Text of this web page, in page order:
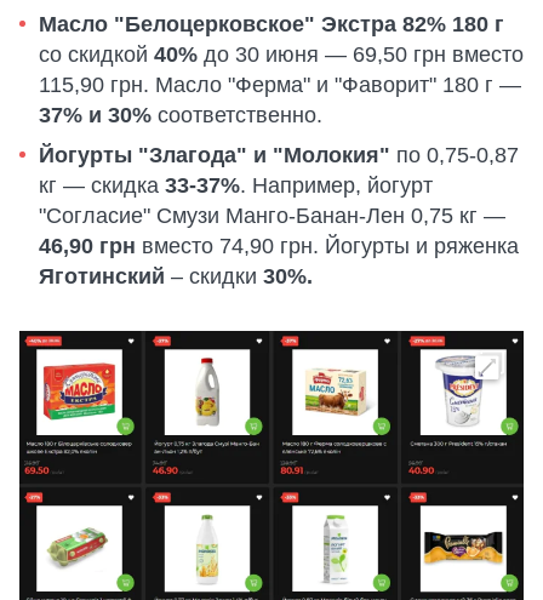
Масло "Белоцерковское" Экстра 82% 180 г
со скидкой 40% до 30 июня — 69,50 грн вместо
115,90 грн. Масло "Ферма" и "Фаворит" 180 г —
37% и 30% соответственно.
Йогурты "Злагода" и "Молокия" по 0,75-0,87
кг — скидка 33-37%. Например, йогурт
"Согласие" Смузи Манго-Банан-Лен 0,75 кг —
46,90 грн вместо 74,90 грн. Йогурты и ряженка
Яготинский – скидки 30%.